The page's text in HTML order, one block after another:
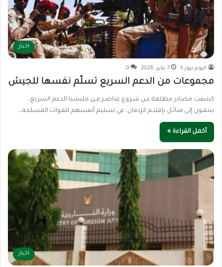
اخبار
اليوم نيوز 3 7 يناير، 2026 0
مجموعات من الدعم السريع تسلّم نفسها للجيش
كشفت مصادر مطلعة عـن شـروع عناصـر مـن مليشيا الدعم السريع،
ينتمـون إلى قبائـل بإقليـم كردفان، في تسليم أنفسهم للقـوات المسلحة،…
أكمل القراءة »
اخبار